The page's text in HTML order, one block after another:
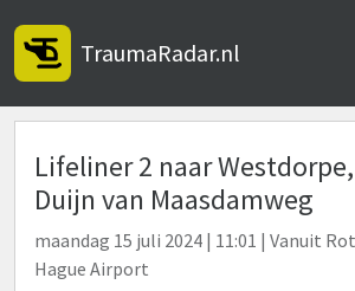
TraumaRadar.nl
Lifeliner 2 naar
Duijn van Maasdamweg
maandag 15 juli 2024 | 11:01 | Vanuit
Hague Airport